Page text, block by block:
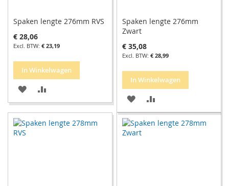
Spaken lengte 276mm RVS
€ 28,06
€ 23,19
In Winkelwagen
VOEG
TOE
AAN
OM
TE
Spaken lengte 276mm
Zwart
€ 35,08
€ 28,99
In Winkelwagen
VOEG
TOE
AAN
OM